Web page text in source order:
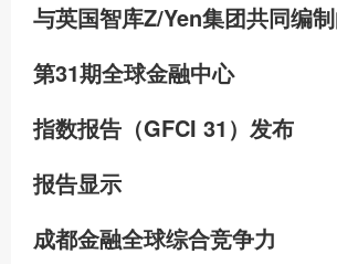
与英国智库Z/Yen集团共同编
第31期全球金融中心
指数报告（GFCI 31）发布
报告显示
成都金融全球综合竞争力